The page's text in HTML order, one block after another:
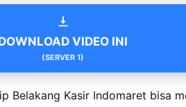
VIDEO INI
(SERVER 1)
Belakang Kasir Indomaret bisa